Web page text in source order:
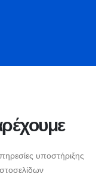
υποστήριξης